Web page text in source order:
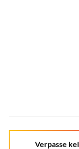
Verpasse